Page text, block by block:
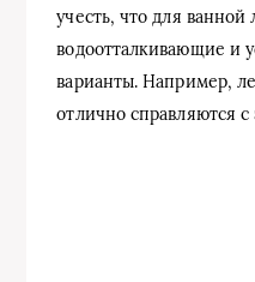
учесть, что для
водоотталкивающие и
варианты. Например,
отлично справляются с